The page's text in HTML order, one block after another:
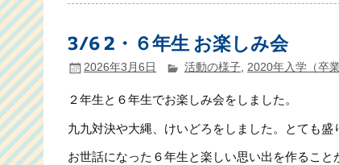
3/6 2・６年生 お楽しみ会
2026年3月6日 活動の様子, 2020年入学（卒業
２年生と６年生でお楽しみ会をしました。
九九対決や大縄、けいどろをしました。とても盛
お世話になった６年生と楽しい思い出を作ること